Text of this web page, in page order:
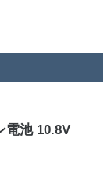
電池 10.8V